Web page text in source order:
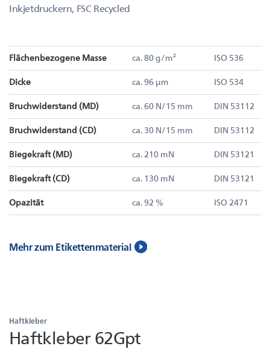
Inkjetdruckern, FSC Recycled
Flächenbezogene Masse ca. 80 g/m² ISO 536
Dicke ca. 96 µm ISO 534
Bruchwiderstand (MD) ca. 60 N/15 mm DIN 53112
Bruchwiderstand (CD) ca. 30 N/15 mm DIN 53112
Biegekraft (MD) ca. 210 mN DIN 53121
Biegekraft (CD) ca. 130 mN DIN 53121
Opazität ca. 92 % ISO 2471
Mehr zum Etikettenmaterial
Haftkleber
Haftkleber 62Gpt